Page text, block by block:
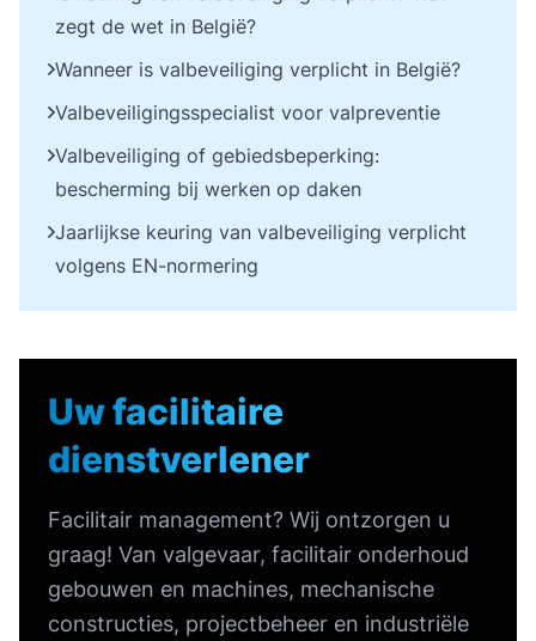
zegt de wet in België?
Wanneer is valbeveiliging verplicht in België?
Valbeveiligingsspecialist voor valpreventie
Valbeveiliging of gebiedsbeperking:
bescherming bij werken op daken
Jaarlijkse keuring van valbeveiliging verplicht
volgens EN-normering
Uw facilitaire
dienstverlener
Facilitair management? Wij ontzorgen u
graag! Van valgevaar, facilitair onderhoud
gebouwen en machines, mechanische
constructies, projectbeheer en industriële